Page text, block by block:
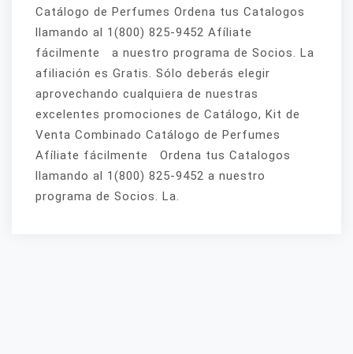
Catálogo de Perfumes Ordena tus Catalogos
llamando al 1(800) 825-9452 Afíliate
fácilmente a nuestro programa de Socios. La
afiliación es Gratis. Sólo deberás elegir
aprovechando cualquiera de nuestras
excelentes promociones de Catálogo, Kit de
Venta Combinado Catálogo de Perfumes
Afíliate fácilmente Ordena tus Catalogos
llamando al 1(800) 825-9452 a nuestro
programa de Socios. La.